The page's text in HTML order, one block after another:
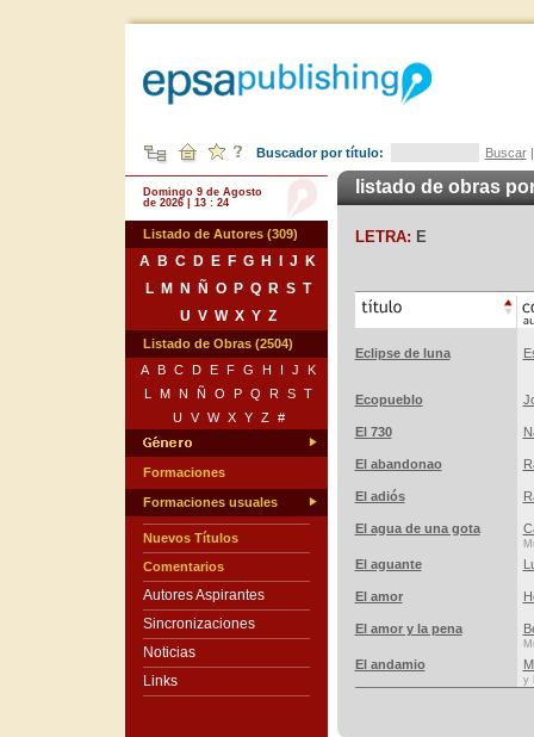
Buscador por título: Buscar
Domingo 9 de Agosto
de 2026 | 13 : 24
Listado de Autores (309)
A B C D E F G H J
K
L
M N Ñ O P Q R S T
U V W X Y Z
Listado de Obras (2504)
A
B C D E F G H I J
K
L
M N Ñ O P Q R S T
U
V W X Y Z #
Formaciones
Formaciones usuales
Nuevos Títulos
Comentarios
Autores Aspirantes
Sincronizaciones
Noticias
Links
listado de obras
LETRA: E
Eclipse de luna
Ecopueblo
El 730
El abandonao
El adiós
El agua de una gota
El aguante
El amor
El amor y la pena
El andamio
y